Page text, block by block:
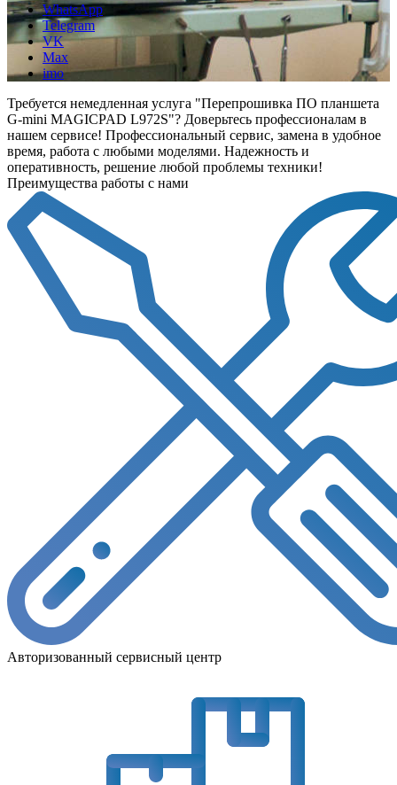
WhatsApp
Telegram
VK
Max
imo
Требуется немедленная услуга "Перепрошивка ПО планшета
G-mini MAGICPAD L972S"? Доверьтесь профессионалам в
нашем сервисе! Профессиональный сервис, замена в удобное
время, работа с любыми моделями. Надежность и
оперативность, решение любой проблемы техники!
Преимущества работы с нами
Авторизованный сервисный центр